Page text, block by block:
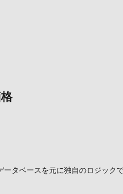
タベースを元に独自のロジック